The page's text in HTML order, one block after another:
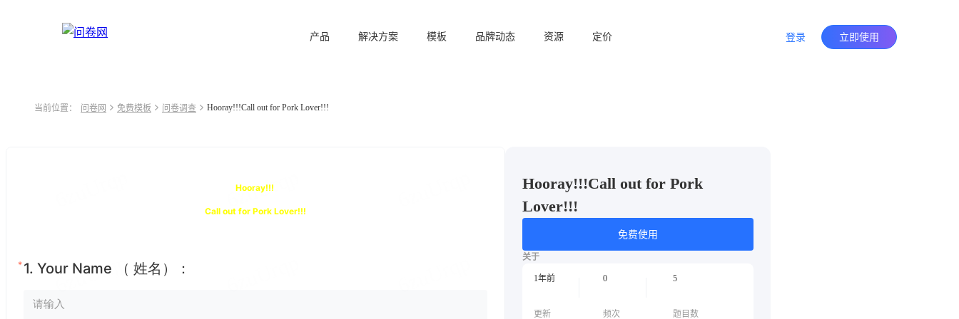
产品 解决方案 模板 品牌动态 资源 定价 登录 立即使用
当前位置： 问卷网 免费模板 问卷调查 Hooray!!!Call out for Pork Lover!!!
Hooray!!!Call out for Pork
Lover!!!
免费使用
关于
1年前
更新
0
频次
5
题目数